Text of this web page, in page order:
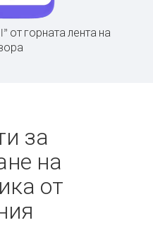
от горната лента на
за
на
от